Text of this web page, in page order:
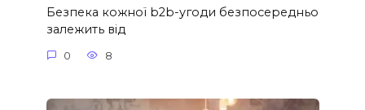
Безпека кожної b2b-угоди безпосередньо
залежить від
0 8